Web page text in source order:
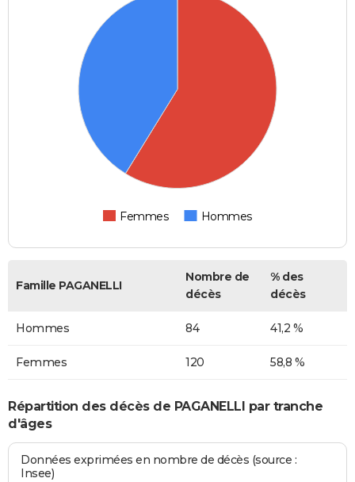
Femmes Hommes
Famille PAGANELLI
Nombre de
décès
% des
décès
Hommes 84 41,2 %
Femmes 120 58,8 %
Répartition des décès de PAGANELLI par tranche
d'âges
Données exprimées en nombre de décès (source :
Insee)